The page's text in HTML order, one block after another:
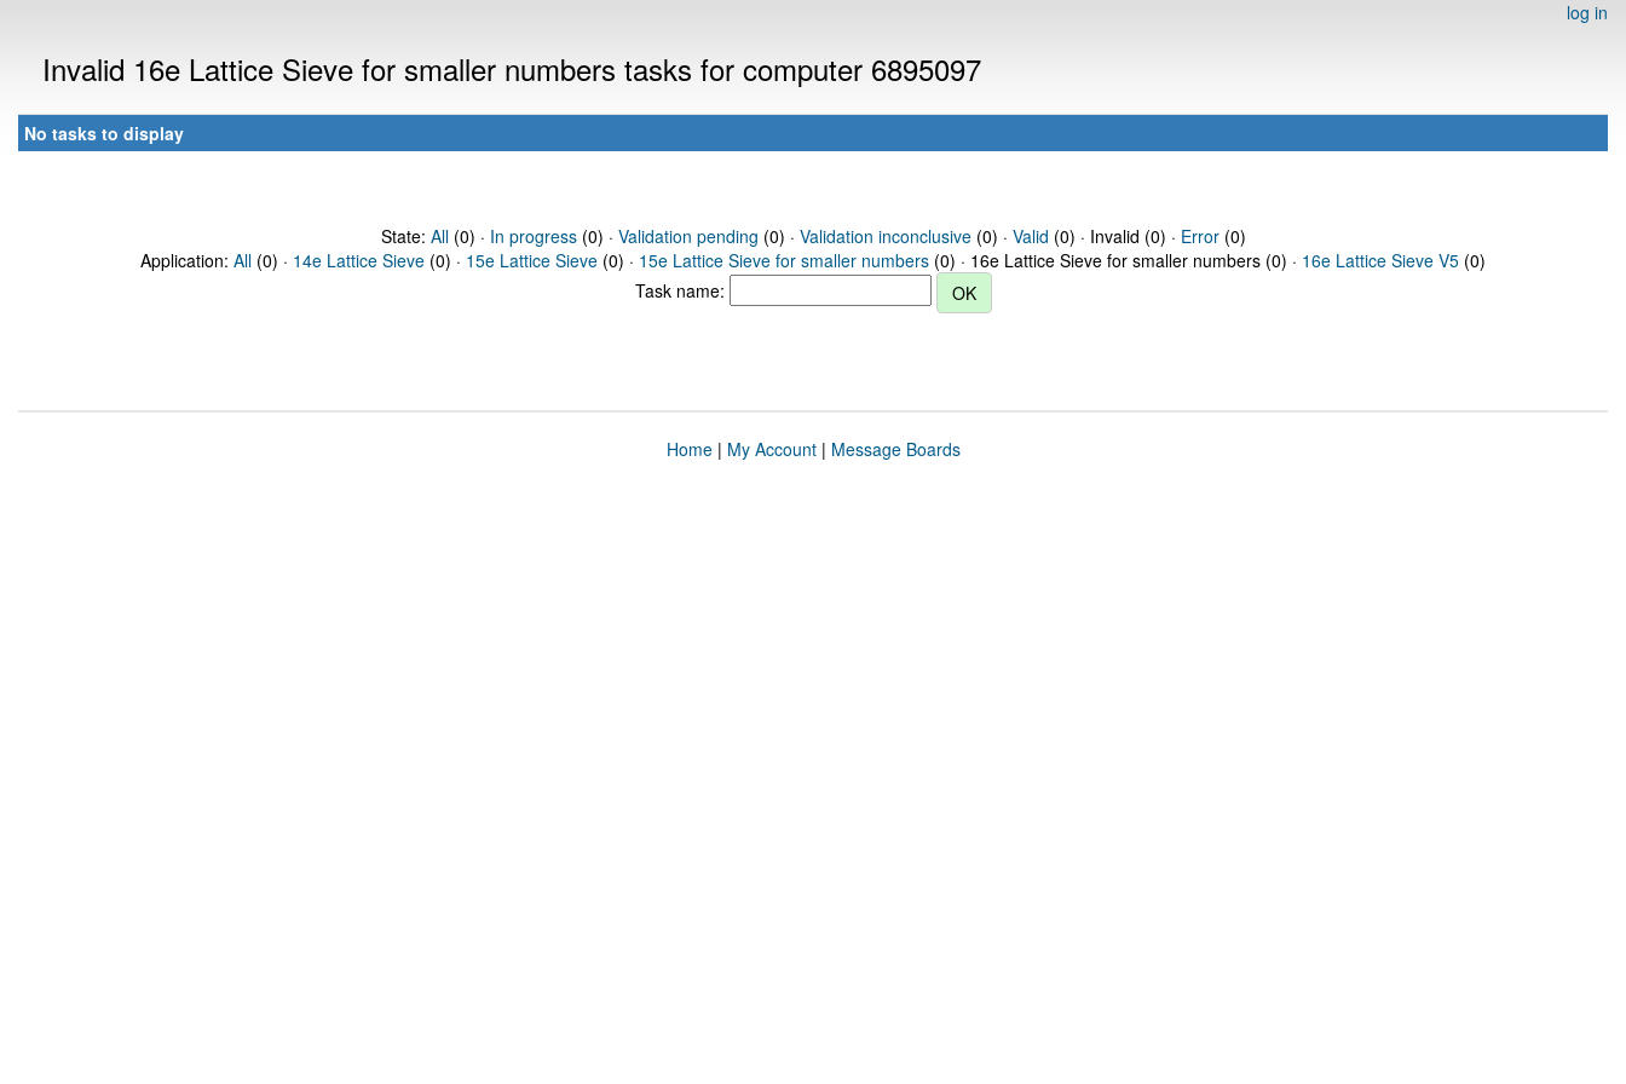
log in
Invalid 16e Lattice Sieve for smaller numbers tasks for computer 6895097
No tasks to display
State: All(0) · In progress(0) · Validation pending (0) · Validation inconclusive(0) · Valid (0) · Invalid (0) · Error(0)
Application: All (0) · 14e Lattice Sieve (0) · 15e Lattice Sieve (0) · 15e Lattice Sieve for smaller numbers (0) · 16e Lattice Sieve for smaller numbers (0) · 16e Lattice Sieve V5 (0)
Task name:
Home| My Account| Message Boards